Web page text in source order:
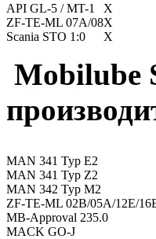
API GL-5 / MT-1
X
ZF-TE-ML 07A/08X
Scania STO 1:0
X
Mobilube
MAN 341 Typ E2
MAN 341 Typ Z2
MAN 342 Typ M2
ZF-TE-ML 02B/05A/12E/
MB-Approval 235.0
MACK GO-J